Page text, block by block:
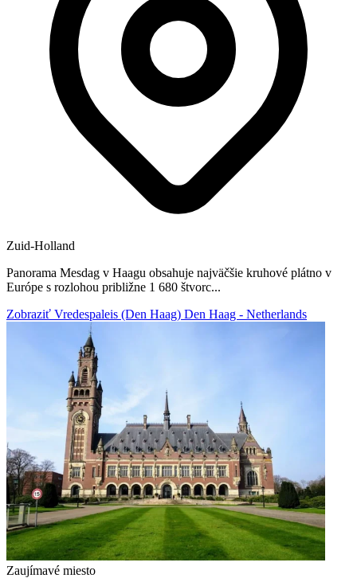
Zuid-Holland
Panorama Mesdag v Haagu obsahuje najväčšie kruhové plátno v
Európe s rozlohou približne 1 680 štvorc...
Zobraziť Vredespaleis (Den Haag) Den Haag - Netherlands
Zaujímavé miesto